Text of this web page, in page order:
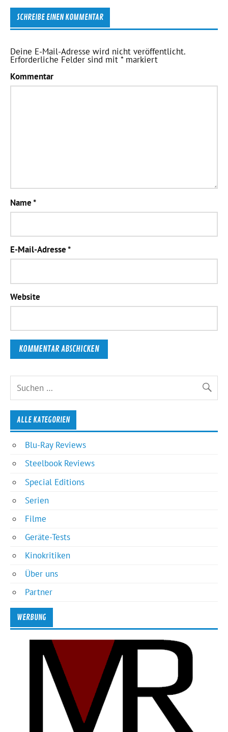
SCHREIBE EINEN KOMMENTAR
Deine E-Mail-Adresse wird nicht veröffentlicht.
Erforderliche Felder sind mit*markiert
Kommentar
Name*
E-Mail-Adresse*
Website
ALLE KATEGORIEN
Blu-Ray Reviews
Steelbook Reviews
Special Editions
Serien
Filme
Geräte-Tests
Kinokritiken
Über uns
Partner
WERBUNG